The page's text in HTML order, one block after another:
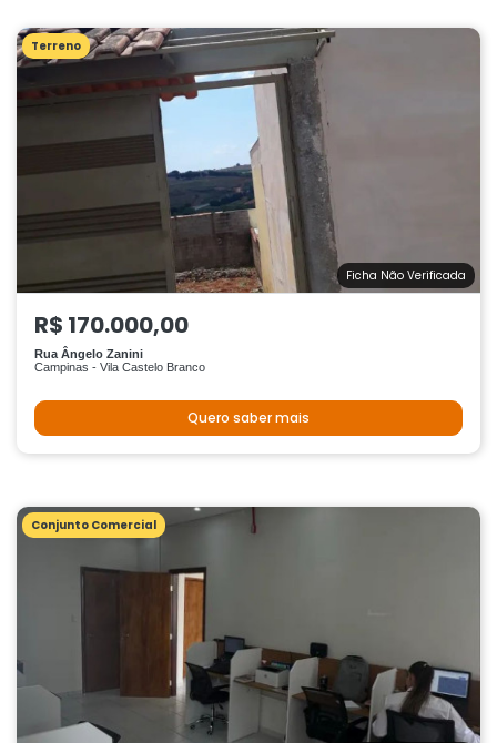
Terreno
Ficha Não Verificada
R$ 170.000,00
Rua Ângelo Zanini
Campinas - Vila Castelo Branco
Quero saber mais
Conjunto Comercial